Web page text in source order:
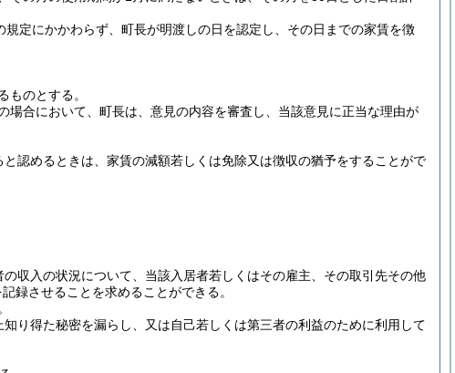
規定にかかわらず、町長が明渡しの日を認定し、その日までの家賃を徴
ものとする。
場合において、町長は、意見の内容を審査し、当該意見に正当な理由が
認めるときは、家賃の減額若しくは免除又は徴収の猶予をすることがで
収入の状況について、当該入居者若しくはその雇主、その取引先その他
録させることを求めることができる。
り得た秘密を漏らし、又は自己若しくは第三者の利益のために利用して